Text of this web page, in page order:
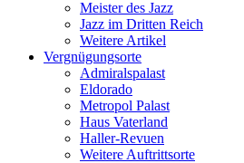
Meister des Jazz
Jazz im Dritten Reich
Weitere Artikel
Vergnügungsorte
Admiralspalast
Eldorado
Metropol Palast
Haus Vaterland
Haller-Revuen
Weitere Auftrittsorte